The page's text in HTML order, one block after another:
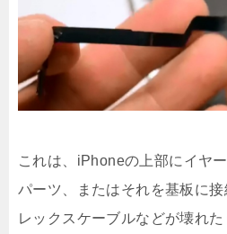
これは、iPhoneの上部にイヤ
パーツ、またはそれを基板に
レックスケーブルなどが壊れ